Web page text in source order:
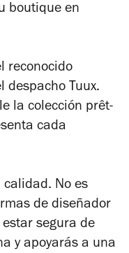
boutique en
reconocido
despacho Tuux.
la colección prêt-
cada
No es
de diseñador
segura de
y apoyarás a una